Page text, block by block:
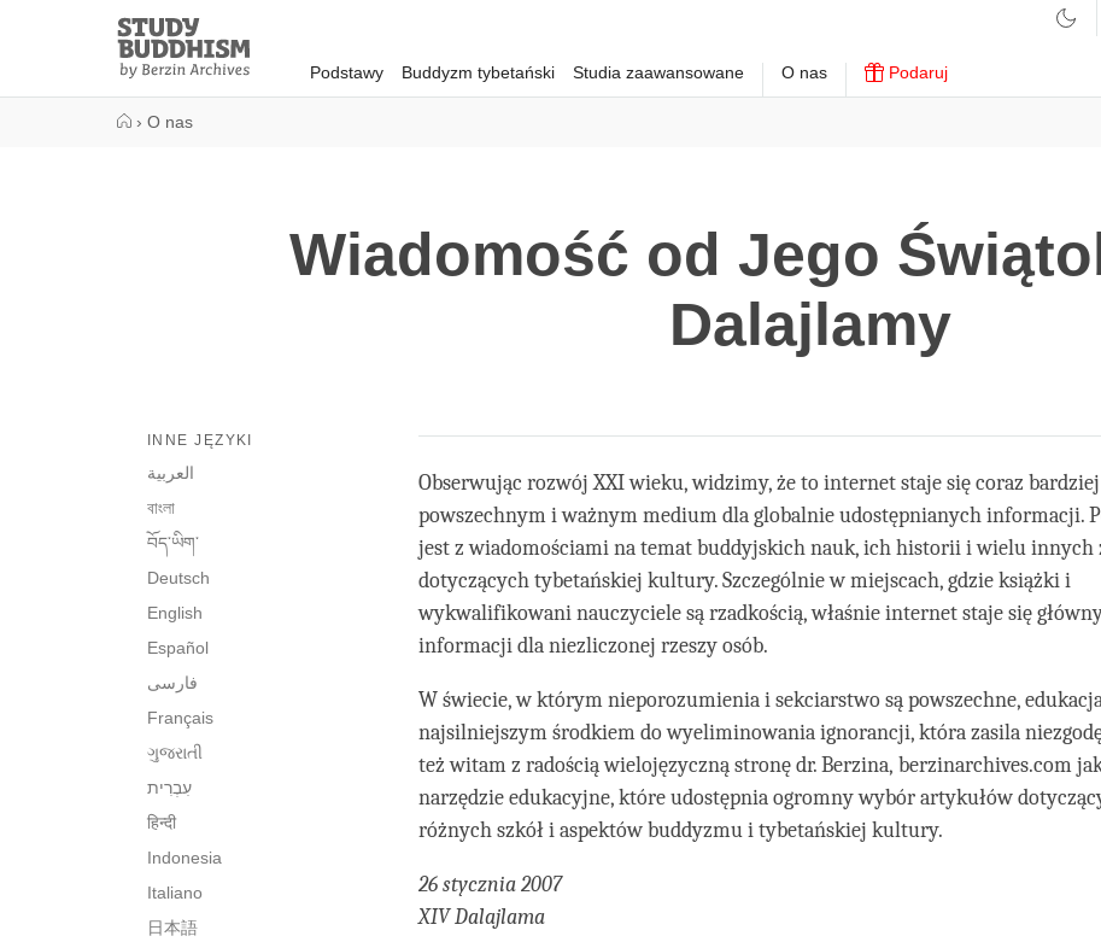
Study
Buddhism
Home
Podstawy Buddyzm tybetański Studia zaawansowane O nas Podaruj
› O nas
Wiadomość od Jego
Dalajlamy
INNE JĘZYKI
العربية
বাংলা
བོད་ཡིག་
Deutsch
English
Español
فارسی
Français
ગુજરાતી
हिन्दी
Indonesia
Italiano
日本語
Obserwując rozwój XXI wieku, widzimy, że to internet staje się coraz bardziej
powszechnym i ważnym medium dla globalnie udostępnianych informacji.
jest z wiadomościami na temat buddyjskich nauk, ich historii i wielu innych
dotyczących tybetańskiej kultury. Szczególnie w miejscach, gdzie książki i
wykwalifikowani nauczyciele są rzadkością, właśnie internet staje się
informacji dla niezliczonej rzeszy osób.
W świecie, w którym nieporozumienia i sekciarstwo są powszechne,
najsilniejszym środkiem do wyeliminowania ignorancji, która zasila
też witam z radością wielojęzyczną stronę dr. Berzina, berzinarchives.com
narzędzie edukacyjne, które udostępnia ogromny wybór artykułów
różnych szkół i aspektów buddyzmu i tybetańskiej kultury.
26 stycznia 2007
XIV Dalajlama